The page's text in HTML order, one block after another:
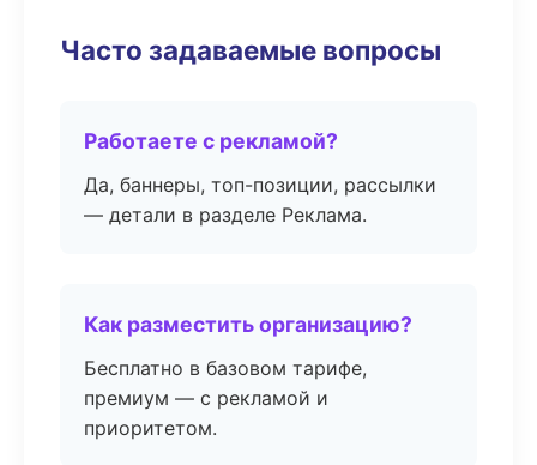
Часто задаваемые вопросы
Работаете с рекламой?
Да, баннеры, топ-позиции, рассылки
— детали в разделе Реклама.
Как разместить организацию?
Бесплатно в базовом тарифе,
премиум — с рекламой и
приоритетом.